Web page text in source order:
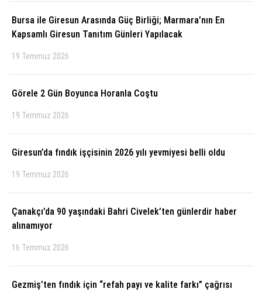
Bursa ile Giresun Arasında Güç Birliği; Marmara’nın En
Kapsamlı Giresun Tanıtım Günleri Yapılacak
19 Temmuz 2026
Görele 2 Gün Boyunca Horanla Coştu
19 Temmuz 2026
Giresun’da fındık işçisinin 2026 yılı yevmiyesi belli oldu
19 Temmuz 2026
Çanakçı’da 90 yaşındaki Bahri Civelek’ten günlerdir haber
alınamıyor
16 Temmuz 2026
Gezmiş’ten fındık için “refah payı ve kalite farkı” çağrısı